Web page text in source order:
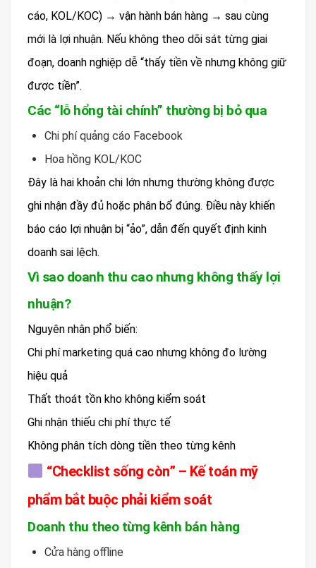
cáo, KOL/KOC) → vận hành bán hàng → sau cùng
mới là lợi nhuận. Nếu không theo dõi sát từng giai
đoạn, doanh nghiệp dễ “thấy tiền về nhưng không giữ
được tiền”.
Các “lỗ hổng tài chính” thường bị bỏ qua
Chi phí quảng cáo Facebook
Hoa hồng KOL/KOC
Đây là hai khoản chi lớn nhưng thường không được
ghi nhận đầy đủ hoặc phân bổ đúng. Điều này khiến
báo cáo lợi nhuận bị “ảo”, dẫn đến quyết định kinh
doanh sai lệch.
Vì sao doanh thu cao nhưng không thấy lợi
nhuận?
Nguyên nhân phổ biến:
Chi phí marketing quá cao nhưng không đo lường
hiệu quả
Thất thoát tồn kho không kiểm soát
Ghi nhận thiếu chi phí thực tế
Không phân tích dòng tiền theo từng kênh
“Checklist sống còn” – Kế toán mỹ
phẩm bắt buộc phải kiểm soát
Doanh thu theo từng kênh bán hàng
Cửa hàng offline